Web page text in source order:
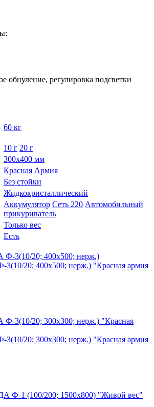
обнуление, регулировка подсветки
60 кг
10 г 20 г
300х400 мм
Красная Армия
Без стойки
Жидкокристаллический
Аккумулятор Сеть 220 Автомобильный
прикуриватель
Только вес
Есть
20; 400х500; нерж.) "Красная армия
20; 300х300; нерж.) "Красная армия